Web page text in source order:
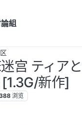
組
宫 ティア
新作]
浏览